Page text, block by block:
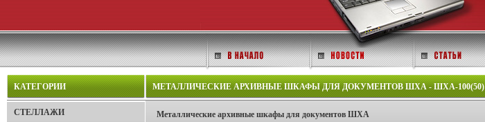
КАТЕГОРИИ
СТЕЛЛАЖИ
МЕТАЛЛИЧЕСКИЕ АРХИВНЫЕ ШКАФЫ ДЛЯ ДОКУМЕНТОВ ШХА - ШХА-100(50)
Металлические архивные шкафы для документов ШХА